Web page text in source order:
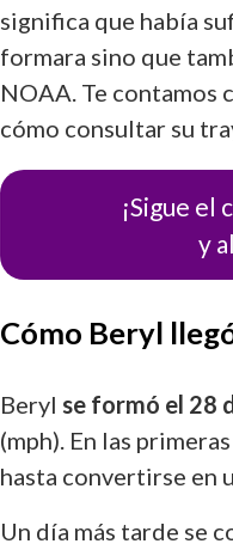
significa que había
formara sino que
NOAA. Te contamos
cómo consultar su
¡Sigue el
y
Cómo Beryl
Beryl se formó el 28
(mph). En las
hasta convertirse en
Un día más tarde se